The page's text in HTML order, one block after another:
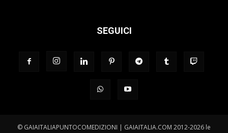
SEGUICI
© GAIAITALIAPUNTOCOMEDIZIONI | GAIAITALIA.COM 2012-2026 le